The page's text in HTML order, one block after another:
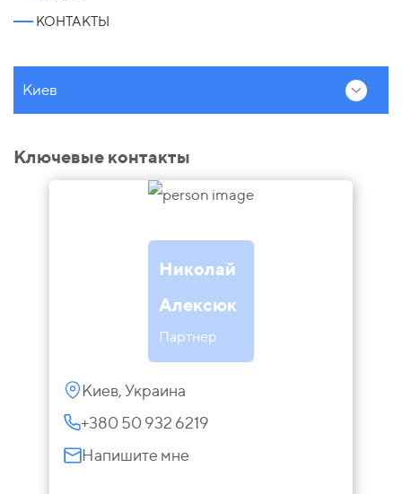
КОНТАКТЫ
Киев
Ключевые контакты
Николай
Алексюк
Партнер
Киев, Украина
+380 50 932 6219
Напишите мне